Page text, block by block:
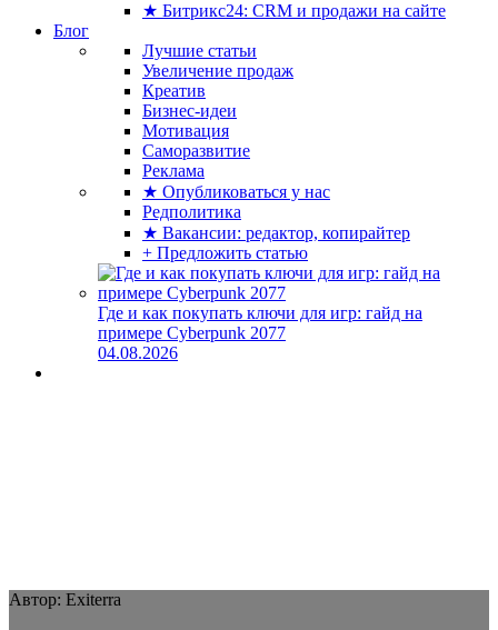
★ Битрикс24: CRM и продажи на сайте
Блог
Лучшие статьи
Увеличение продаж
Креатив
Бизнес-идеи
Мотивация
Саморазвитие
Реклама
★ Опубликоваться у нас
Редполитика
★ Вакансии: редактор, копирайтер
+ Предложить статью
Где и как покупать ключи для игр: гайд на
примере Cyberpunk 2077
04.08.2026
Автор: Exiterra